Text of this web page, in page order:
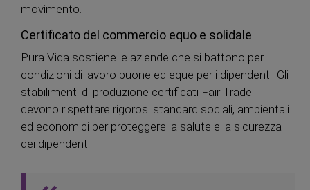
movimento.
Certificato del commercio equo e solidale
Pura Vida sostiene le aziende che si battono per
condizioni di lavoro buone ed eque per i dipendenti. Gli
stabilimenti di produzione certificati Fair Trade
devono rispettare rigorosi standard sociali, ambientali
ed economici per proteggere la salute e la sicurezza
dei dipendenti.